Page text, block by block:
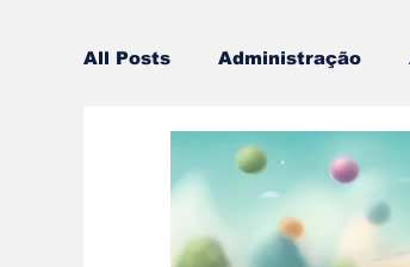
All Posts Administração
Espiritualidade
Roupas Sonho